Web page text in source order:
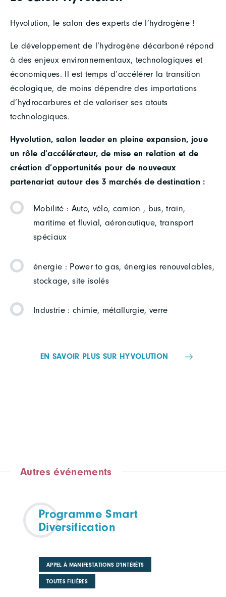
Hyvolution, le salon des experts de l’hydrogène !
Le développement de l’hydrogène décarboné répond
à des enjeux environnementaux, technologiques et
économiques. Il est temps d’accélérer la transition
écologique, de moins dépendre des importations
d’hydrocarbures et de valoriser ses atouts
technologiques.
Hyvolution, salon leader en pleine expansion, joue
un rôle d’accélérateur, de mise en relation et de
création d’opportunités pour de nouveaux
partenariat autour des 3 marchés de destination :
Mobilité : Auto, vélo, camion , bus, train,
maritime et fluvial, aéronautique, transport
spéciaux
énergie : Power to gas, énergies renouvelables,
stockage, site isolés
Industrie : chimie, métallurgie, verre
EN SAVOIR PLUS SUR HYVOLUTION
Autres événements
Programme Smart
Diversification
APPEL À MANIFESTATIONS D'INTÉRÊTS
TOUTES FILIÈRES